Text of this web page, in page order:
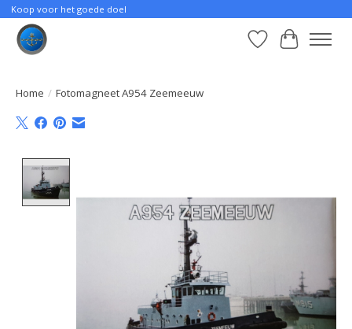
Koop voor het goede doel
Verlanglijst
Home / Fotomagneet A954 Zeemeeuw